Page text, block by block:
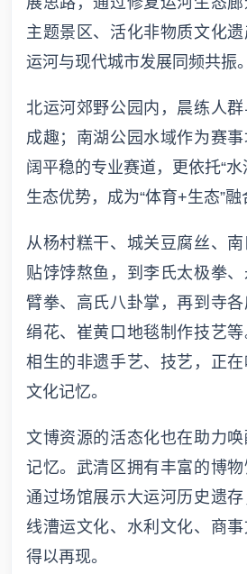
主题景区、活化非物质文化
运河与现代城市发展同频共振。
北运河郊野公园内，晨练人
成趣；南湖公园水域作为赛
阔平稳的专业赛道，更依托“
生态优势，成为“体育+生态”融
从杨村糕干、城关豆腐丝、
贴饽饽熬鱼，到李氏太极拳
臂拳、高氏八卦掌，再到寺
绢花、崔黄口地毯制作技艺
相生的非遗手艺、技艺，正
文化记忆。
文博资源的活态化也在助力
记忆。武清区拥有丰富的博物
通过场馆展示大运河历史遗
线漕运文化、水利文化、商
得以再现。